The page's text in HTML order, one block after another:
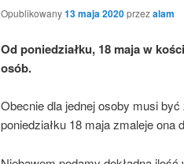
Opublikowany13 maja 2020przezalam
Od poniedziałku, 18 maja w
osób.
Obecnie dla jednej osoby musi
poniedziałku 18 maja zmaleje ona